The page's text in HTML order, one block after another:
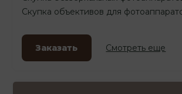
Скупка объективов для
Заказать Смотреть еще